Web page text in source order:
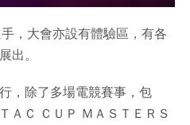
，大會亦設有體驗區，有各
出。
，除了多場電競賽事，包
ＡＣ ＣＵＰ ＭＡＳＴＥＲＳ